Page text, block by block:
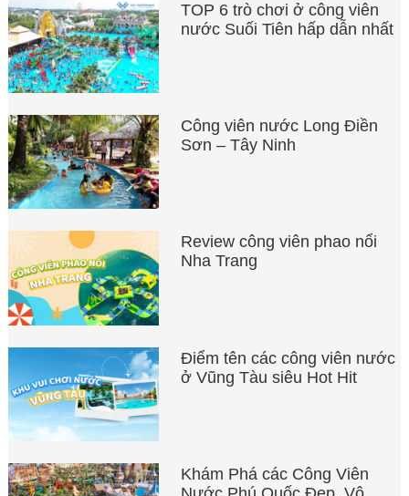
TOP 6 trò chơi ở công viên
nước Suối Tiên hấp dẫn nhất
Công viên nước Long Điền
Sơn – Tây Ninh
Review công viên phao nổi
Nha Trang
Điểm tên các công viên nước
ở Vũng Tàu siêu Hot Hit
Khám Phá các Công Viên